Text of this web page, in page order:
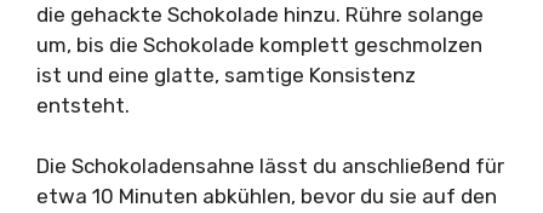
die gehackte Schokolade hinzu. Rühre solange
um, bis die Schokolade komplett geschmolzen
ist und eine glatte, samtige Konsistenz
entsteht.
Die Schokoladensahne lässt du anschließend für
etwa 10 Minuten abkühlen, bevor du sie auf den